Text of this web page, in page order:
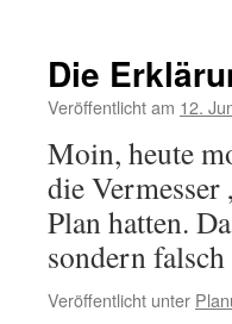
Die
Veröffentlicht am 12.
Moin, heute
die Vermesser
Plan hatten.
sondern
Veröffentlicht unter